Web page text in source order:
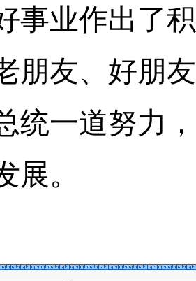
事业作出了
朋友、好朋
统一道努力
展。